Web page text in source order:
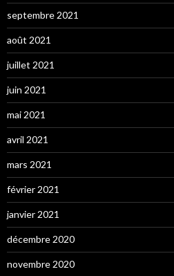
septembre 2021
août 2021
juillet 2021
juin 2021
mai 2021
avril 2021
mars 2021
février 2021
janvier 2021
décembre 2020
novembre 2020